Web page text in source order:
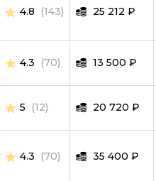
IT-
ООП
4.8 (143) 25 212 ₽
4.3 (70) 13 500 ₽
5 (12) 20 720 ₽
4.3 (70) 35 400 ₽